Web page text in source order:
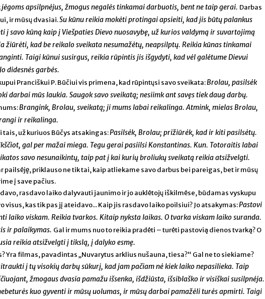
jėgoms apsilpnėjus, žmogus negalės tinkamai darbuotis, bent ne taip gerai. Darbas
ir mūsų dvasiai.Su kūnu reikia mokėti protingai apsieiti, kad jis būtų palankus
į savo kūną kaip į Viešpaties Dievo nuosavybę, už kurios valdymą ir suvartojimą
žiūrėti, kad be reikalo sveikata nesumažėtų, neapsilptų. Reikia kūnas tinkamai
Taigi kūnui susirgus, reikia rūpintis jis išgydyti, kad vėl galėtume Dievui
didesnės garbės.
Pranciškui P. Būčiui vis primena, kad rūpintųsi savo sveikata:Brolau, pasilsėk
darbai mūs laukia. Saugok savo sveikatą; nesiimk ant savęs tiek daug darbų.
Brangink, Brolau, sveikatą; ji mums labai reikalinga. Atmink, mielas Brolau,
ir reikalinga.
už kuriuos Būčys atsakingas:Pasilsėk, Brolau; prižiūrėk, kad ir kiti pasilsėtų.
gal per mažai miega. Tegu gerai pasiilsi Konstantinas. Kun. Totoraitis labai
savo nesunaikintų, taip pat į kai kurių broliukų sveikatą reikia atsižvelgti.
pailsėję, priklauso ne tik tai, kaip atliekame savo darbus bei pareigas, bet ir mūsų
į save pačius.
rasdavo laiko dalyvauti jaunimo ir jo auklėtojų iškilmėse, būdamas vyskupu
kas tik pas jį ateidavo... Kaip jis rasdavo laiko poilsiui? Jo atsakymas:Pastovi
laiko viskam. Reikia tvarkos. Kitaip nyksta laikas. O tvarka viskam laiko suranda.
ir palaikymas. Gal ir mums nuo to reikia pradėti – turėti pastovią dienos tvarką? O
reikia atsižvelgti į tikslą, į dalyko esmę.
Yra filmas, pavadintas „Nuvarytus arklius nušauna, tiesa?“ Gal ne to siekiame?
į tų visokių darbų sūkurį, kad jam pačiam nė kiek laiko nepasilieka. Taip
žmogaus dvasia pamažu išsenka, išdžiūsta, išsiblaško ir visiškai susilpnėja.
kuo gyventi ir mūsų uolumas, ir mūsų darbai pamažėli turės apmirti. Taigi